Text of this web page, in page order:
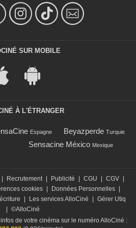
SUR MOBILE
À L'ÉTRANGER
Espagne Beyazperde Turquie
Sensacine México Mexique
Recrutement Publicité CGU CGV
cookies Données Personnelles
Les services AlloCiné
Gérer Utiq
©AlloCiné
de votre cinéma sur le numéro AlloCiné :